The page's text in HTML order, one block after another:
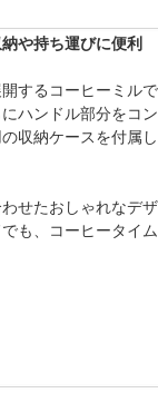
や持ち運びに便利
するコーヒーミルで
ハンドル部分をコン
収納ケースを付属し
せたおしゃれなデザ
も、コーヒータイム